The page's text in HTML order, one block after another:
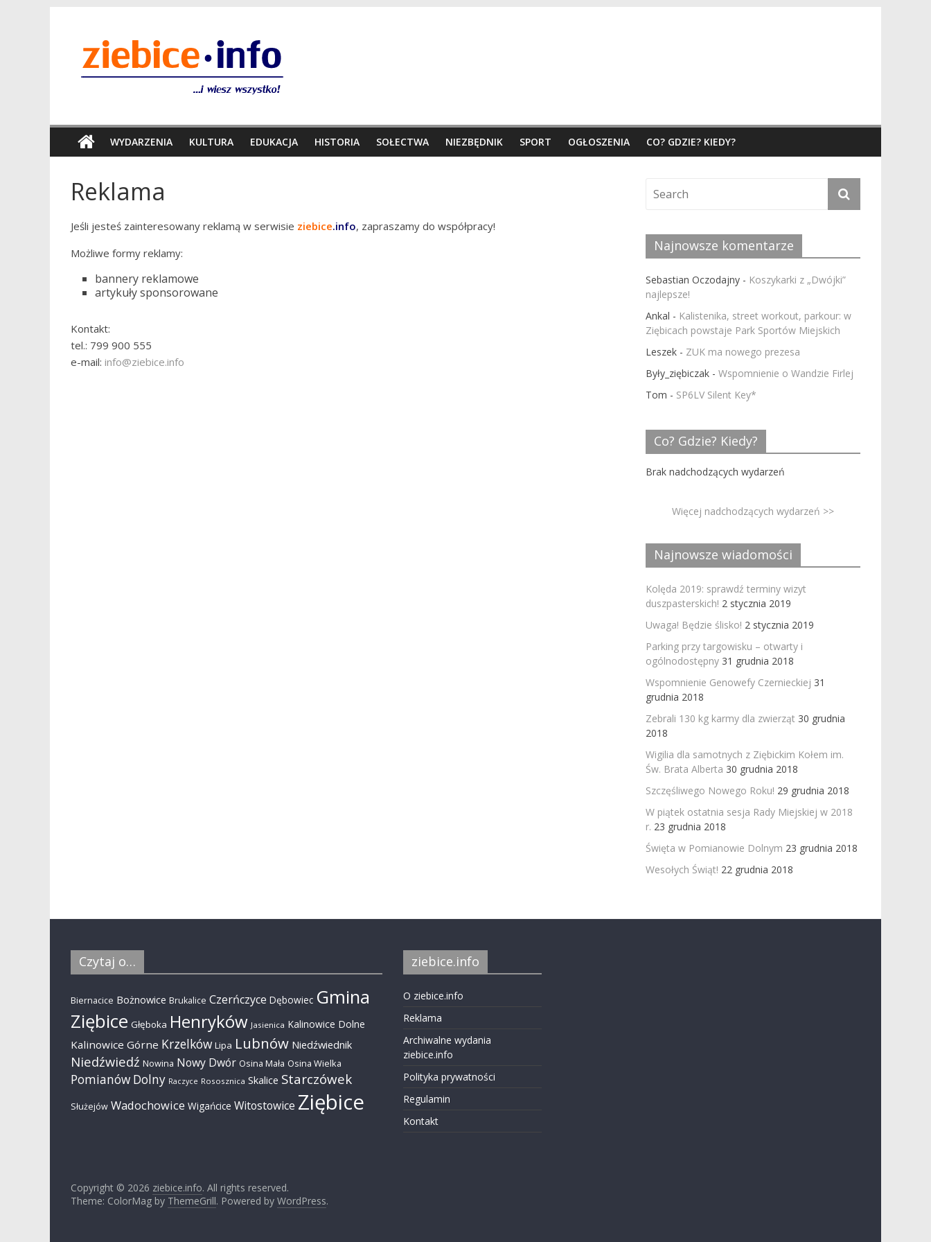
WYDARZENIA KULTURA EDUKACJA HISTORIA SOŁECTWA NIEZBĘDNIK SPORT OGŁOSZENIA CO? GDZIE? KIEDY?
Reklama
Jeśli jesteś zainteresowany reklamą w serwisie ziebice.info, zapraszamy do współpracy!
Możliwe formy reklamy:
bannery reklamowe
artykuły sponsorowane
Kontakt:
tel.: 799 900 555
e-mail: info@ziebice.info
Najnowsze komentarze
Sebastian Oczodajny - Koszykarki z „Dwójki”
najlepsze!
Ankal - Kalistenika, street workout, parkour: w
Ziębicach powstaje Park Sportów Miejskich
Leszek - ZUK ma nowego prezesa
Były_ziębiczak - Wspomnienie o Wandzie Firlej
Tom - SP6LV Silent Key*
Co? Gdzie? Kiedy?
Brak nadchodzących wydarzeń
Więcej nadchodzących wydarzeń >>
Najnowsze wiadomości
Kolęda 2019: sprawdź terminy wizyt
duszpasterskich! 2 stycznia 2019
Uwaga! Będzie ślisko! 2 stycznia 2019
Parking przy targowisku – otwarty i
ogólnodostępny 31 grudnia 2018
Wspomnienie Genowefy Czernieckiej 31
grudnia 2018
Zebrali 130 kg karmy dla zwierząt 30 grudnia
2018
Wigilia dla samotnych z Ziębickim Kołem im.
Św. Brata Alberta 30 grudnia 2018
Szczęśliwego Nowego Roku! 29 grudnia 2018
W piątek ostatnia sesja Rady Miejskiej w 2018
r. 23 grudnia 2018
Święta w Pomianowie Dolnym 23 grudnia 2018
Wesołych Świąt! 22 grudnia 2018
Czytaj o…
Biernacice Bożnowice Brukalice Czerńczyce Dębowiec Gmina
Ziębice Głęboka Henryków Jasienica Kalinowice Dolne
Kalinowice Górne Krzelków Lipa Lubnów Niedźwiednik
Niedźwiedź Nowina Nowy Dwór Osina Mała Osina Wielka
Pomianów Dolny Raczyce Rososznica Skalice Starczówek
Służejów Wadochowice Wigańcice Witostowice Ziębice
ziebice.info
O ziebice.info
Reklama
Archiwalne wydania
ziebice.info
Polityka prywatności
Regulamin
Kontakt
Copyright © 2026 ziebice.info. All rights reserved.
Theme: ColorMag by ThemeGrill. Powered by WordPress.